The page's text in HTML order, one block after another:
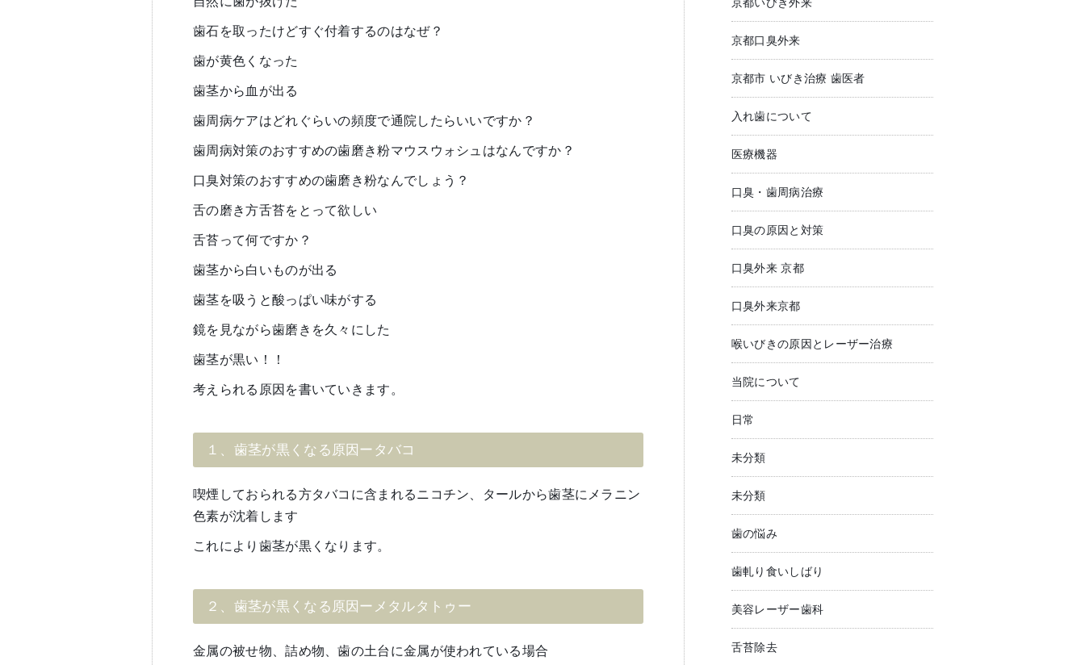
歯石を取ったけどすぐ付着するのはなぜ？
歯が黄色くなった
歯茎から血が出る
歯周病ケアはどれぐらいの頻度で通院したらいいですか？
歯周病対策のおすすめの歯磨き粉マウスウォシュはなんですか？
口臭対策のおすすめの歯磨き粉なんでしょう？
舌の磨き方舌苔をとって欲しい
舌苔って何ですか？
歯茎から白いものが出る
歯茎を吸うと酸っぱい味がする
鏡を見ながら歯磨きを久々にした
歯茎が黒い！！
考えられる原因を書いていきます。
１、歯茎が黒くなる原因ータバコ
喫煙しておられる方タバコに含まれるニコチン、タールから歯茎にメラニン
色素が沈着します
これにより歯茎が黒くなります。
２、歯茎が黒くなる原因ーメタルタトゥー
金属の被せ物、詰め物、歯の土台に金属が使われている場合
京都口臭外来
京都市 いびき治療 歯医者
入れ歯について
医療機器
口臭・歯周病治療
口臭の原因と対策
口臭外来 京都
口臭外来京都
喉いびきの原因とレーザー治療
当院について
日常
未分類
未分類
歯の悩み
歯軋り食いしばり
美容レーザー歯科
舌苔除去